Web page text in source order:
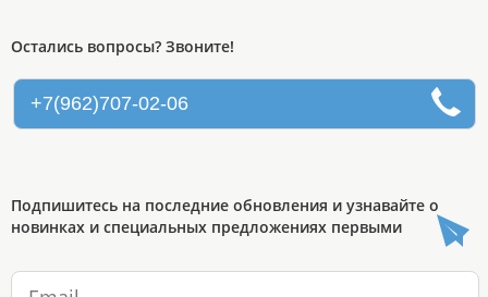
Остались вопросы? Звоните!
+7(962)707-02-06
Подпишитесь на последние обновления и узнавайте о
новинках и специальных предложениях первыми